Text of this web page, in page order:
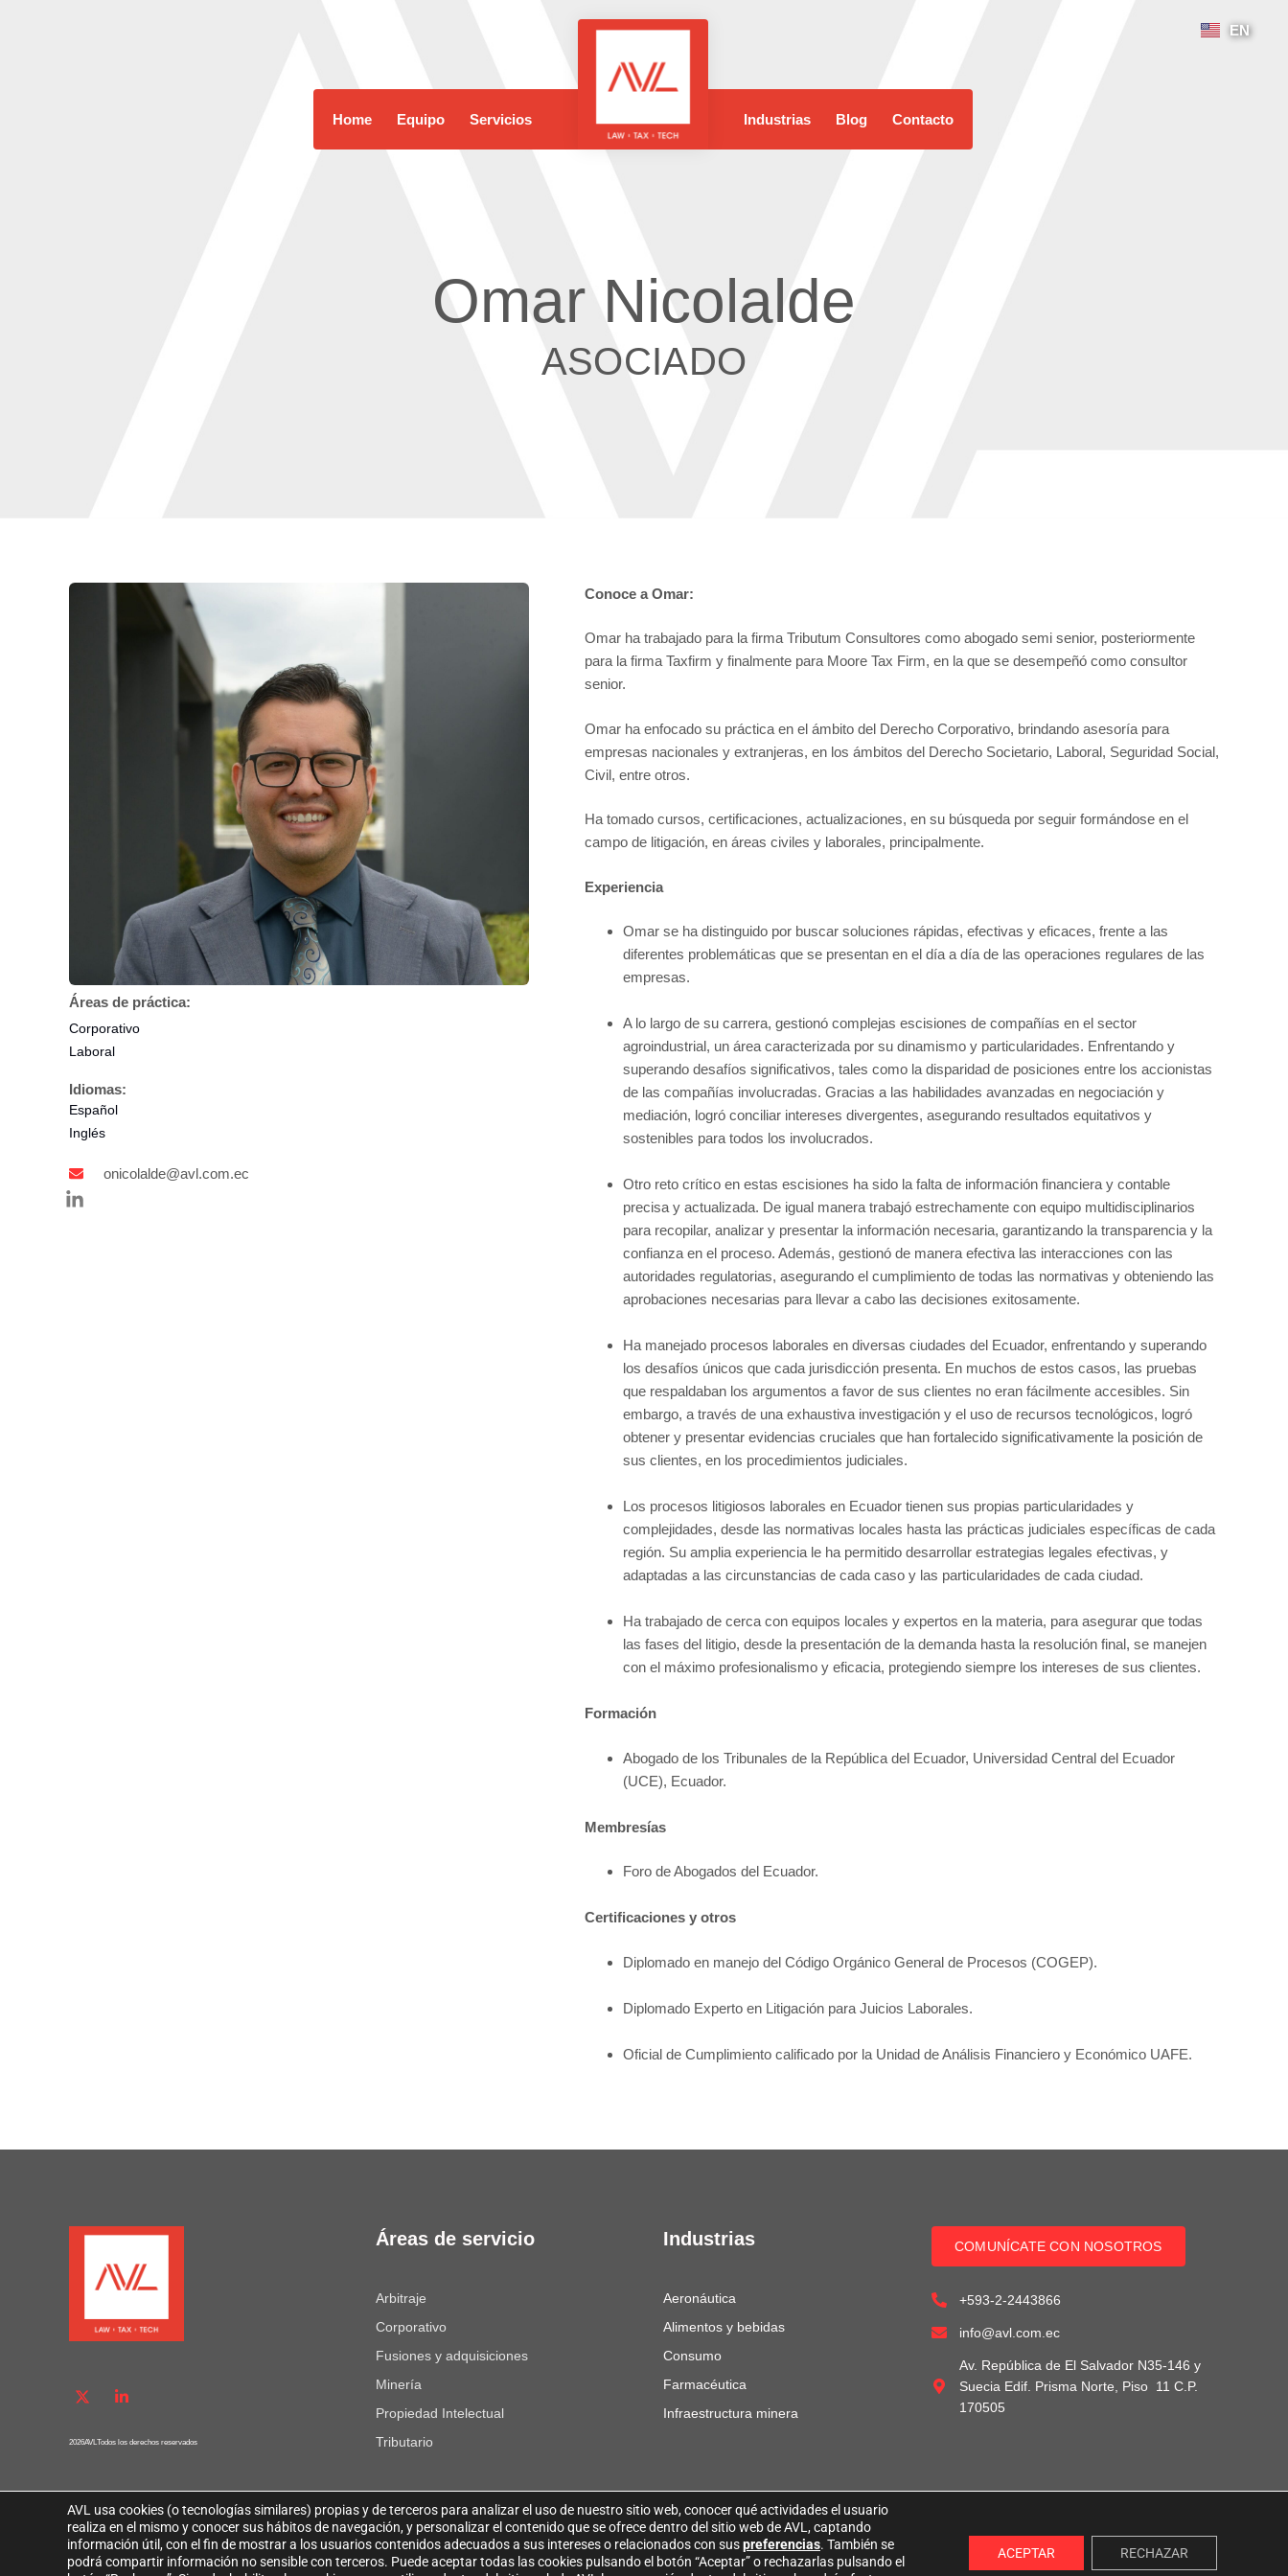
EN
Home Equipo Servicios Industrias Blog Contacto
Omar Nicolalde
ASOCIADO
Áreas de práctica:
Corporativo
Laboral
Idiomas:
Español
Inglés
onicolalde@avl.com.ec
Conoce a Omar:
Omar ha trabajado para la firma Tributum Consultores como abogado semi senior, posteriormente
para la firma Taxfirm y finalmente para Moore Tax Firm, en la que se desempeñó como consultor
senior.
Omar ha enfocado su práctica en el ámbito del Derecho Corporativo, brindando asesoría para
empresas nacionales y extranjeras, en los ámbitos del Derecho Societario, Laboral, Seguridad Social,
Civil, entre otros.
Ha tomado cursos, certificaciones, actualizaciones, en su búsqueda por seguir formándose en el
campo de litigación, en áreas civiles y laborales, principalmente.
Experiencia
Omar se ha distinguido por buscar soluciones rápidas, efectivas y eficaces, frente a las
diferentes problemáticas que se presentan en el día a día de las operaciones regulares de las
empresas.
A lo largo de su carrera, gestionó complejas escisiones de compañías en el sector
agroindustrial, un área caracterizada por su dinamismo y particularidades. Enfrentando y
superando desafíos significativos, tales como la disparidad de posiciones entre los accionistas
de las compañías involucradas. Gracias a las habilidades avanzadas en negociación y
mediación, logró conciliar intereses divergentes, asegurando resultados equitativos y
sostenibles para todos los involucrados.
Otro reto crítico en estas escisiones ha sido la falta de información financiera y contable
precisa y actualizada. De igual manera trabajó estrechamente con equipo multidisciplinarios
para recopilar, analizar y presentar la información necesaria, garantizando la transparencia y la
confianza en el proceso. Además, gestionó de manera efectiva las interacciones con las
autoridades regulatorias, asegurando el cumplimiento de todas las normativas y obteniendo las
aprobaciones necesarias para llevar a cabo las decisiones exitosamente.
Ha manejado procesos laborales en diversas ciudades del Ecuador, enfrentando y superando
los desafíos únicos que cada jurisdicción presenta. En muchos de estos casos, las pruebas
que respaldaban los argumentos a favor de sus clientes no eran fácilmente accesibles. Sin
embargo, a través de una exhaustiva investigación y el uso de recursos tecnológicos, logró
obtener y presentar evidencias cruciales que han fortalecido significativamente la posición de
sus clientes, en los procedimientos judiciales.
Los procesos litigiosos laborales en Ecuador tienen sus propias particularidades y
complejidades, desde las normativas locales hasta las prácticas judiciales específicas de cada
región. Su amplia experiencia le ha permitido desarrollar estrategias legales efectivas, y
adaptadas a las circunstancias de cada caso y las particularidades de cada ciudad.
Ha trabajado de cerca con equipos locales y expertos en la materia, para asegurar que todas
las fases del litigio, desde la presentación de la demanda hasta la resolución final, se manejen
con el máximo profesionalismo y eficacia, protegiendo siempre los intereses de sus clientes.
Formación
Abogado de los Tribunales de la República del Ecuador, Universidad Central del Ecuador
(UCE), Ecuador.
Membresías
Foro de Abogados del Ecuador.
Certificaciones y otros
Diplomado en manejo del Código Orgánico General de Procesos (COGEP).
Diplomado Experto en Litigación para Juicios Laborales.
Oficial de Cumplimiento calificado por la Unidad de Análisis Financiero y Económico UAFE.
2026AVLTodos los derechos reservados
AVISO LEGAL AVL
POLÍTICA DE PROTECCIÓN DE DATOS PERSONALES
POLÍTICA DE COOKIES
Áreas de servicio
Arbitraje
Corporativo
Fusiones y adquisiciones
Minería
Propiedad Intelectual
Tributario
Industrias
Aeronáutica
Alimentos y bebidas
Consumo
Farmacéutica
Infraestructura minera
COMUNÍCATE CON NOSOTROS
+593-2-2443866
info@avl.com.ec
Av. República de El Salvador N35-146 y
Suecia Edif. Prisma Norte, Piso 11 C.P.
170505
AVL usa cookies (o tecnologías similares) propias y de terceros para analizar el uso de nuestro sitio web, conocer qué actividades el usuario
realiza en el mismo y conocer sus hábitos de navegación, y personalizar el contenido que se ofrece dentro del sitio web de AVL, captando
información útil, con el fin de mostrar a los usuarios contenidos adecuados a sus intereses o relacionados con suspreferencias. También se
podrá compartir información no sensible con terceros. Puede aceptar todas las cookies pulsando el botón “Aceptar” o rechazarlas pulsando el
ACEPTAR RECHAZAR